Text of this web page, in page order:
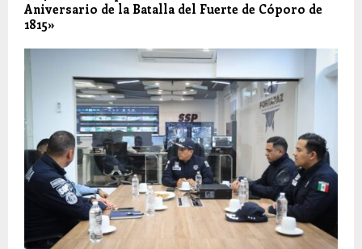
Aniversario de la Batalla del Fuerte de Cóporo de
1815»